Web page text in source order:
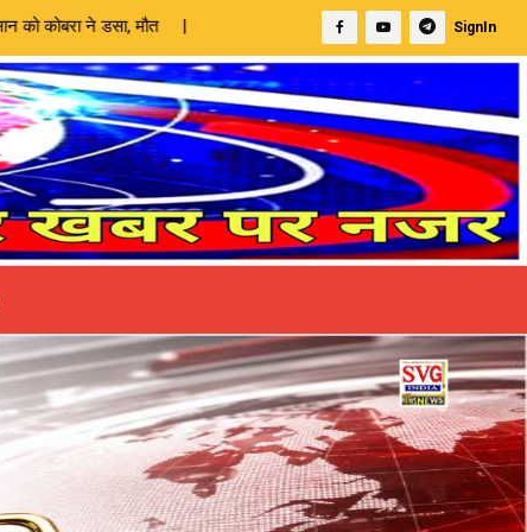
SignIn